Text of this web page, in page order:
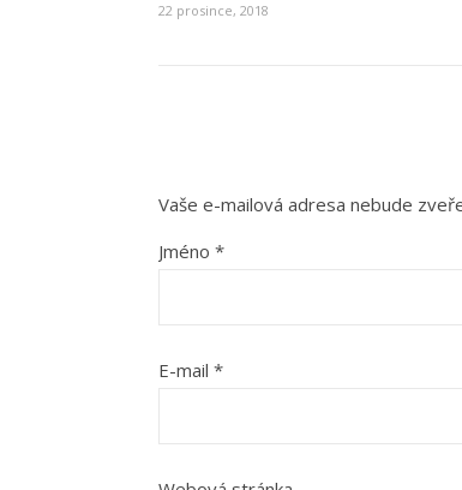
22 prosince, 2018
Vaše e-mailová adresa nebude
Jméno *
E-mail *